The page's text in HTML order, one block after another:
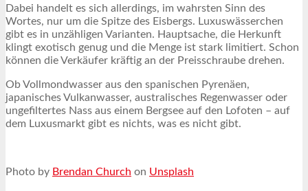
Dabei handelt es sich allerdings, im wahrsten Sinn des
Wortes, nur um die Spitze des Eisbergs. Luxuswässerchen
gibt es in unzähligen Varianten. Hauptsache, die Herkunft
klingt exotisch genug und die Menge ist stark limitiert. Schon
können die Verkäufer kräftig an der Preisschraube drehen.
Ob Vollmondwasser aus den spanischen Pyrenäen,
japanisches Vulkanwasser, australisches Regenwasser oder
ungefiltertes Nass aus einem Bergsee auf den Lofoten – auf
dem Luxusmarkt gibt es nichts, was es nicht gibt.
Photo by Brendan Church on Unsplash